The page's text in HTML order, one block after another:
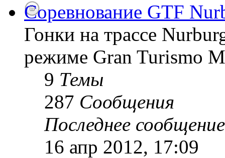
Соревнование GTF
Гонки на трассе
режиме Gran Turismo
9 Темы
287 Сообщения
Последнее сообщение
16 апр 2012, 17:09